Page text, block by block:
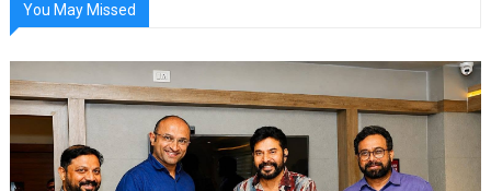
You May Missed